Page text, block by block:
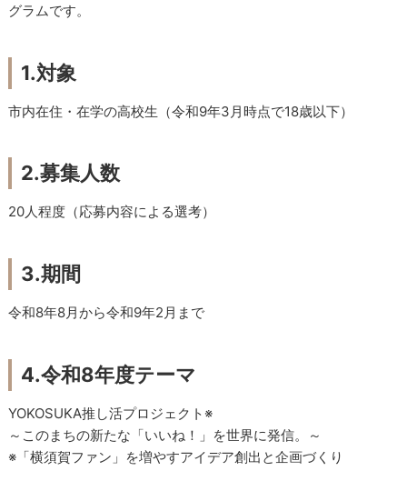
グラムです。
1.対象
市内在住・在学の高校生（令和9年3月時点で18歳以下）
2.募集人数
20人程度（応募内容による選考）
3.期間
令和8年8月から令和9年2月まで
4.令和8年度テーマ
YOKOSUKA推し活プロジェクト※
～このまちの新たな「いいね！」を世界に発信。～
※「横須賀ファン」を増やすアイデア創出と企画づくり